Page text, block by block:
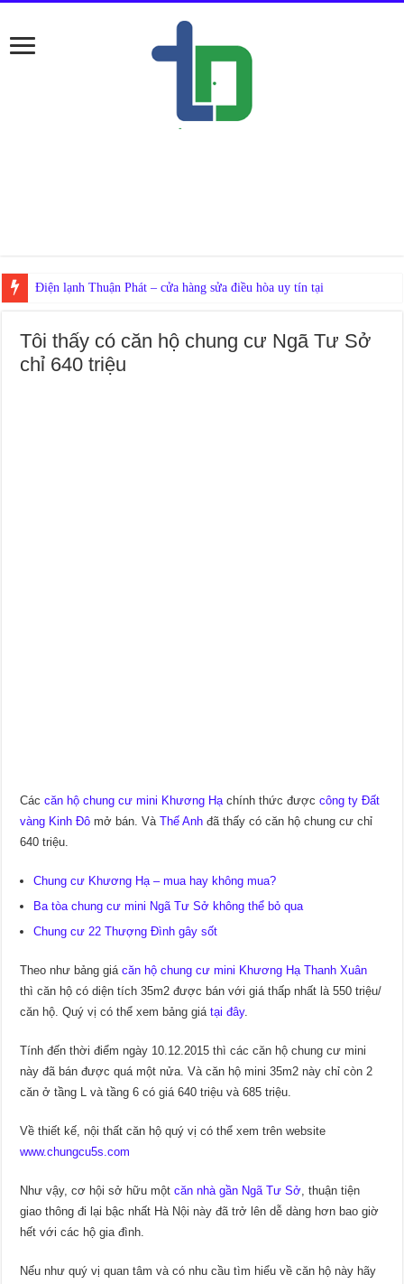
Nếu
Tôi thấy có căn hộ chung cư Ngã Tư Sở
chỉ 640 triệu
Cáccăn hộ chung cư mini Khương Hạchính thức đượccông ty Đất
vàng Kinh Đô mở bán. VàThế Anh đã thấy có căn hộ chung cư chỉ
640 triệu.
Chung cư Khương Hạ – mua hay không mua?
Ba tòa chung cư mini Ngã Tư Sở không thể bỏ qua
Chung cư 22 Thượng Đình gây sốt
Theo như bảng giácăn hộ chung cư mini Khương Hạ Thanh Xuân
thì căn hộ có diện tích 35m2 được bán với giá thấp nhất là 550 triệu/
căn hộ. Quý vị có thể xem bảng giátại đây.
Tính đến thời điểm ngày 10.12.2015 thì các căn hộ chung cư mini
này đã bán được quá một nửa. Và căn hộ mini 35m2 này chỉ còn 2
căn ở tầng L và tầng 6 có giá 640 triệu và 685 triệu.
Về thiết kế, nội thất căn hộ quý vị có thể xem trên website
www.chungcu5s.com
Như vậy, cơ hội sở hữu mộtcăn nhà gần Ngã Tư Sở, thuận tiện
giao thông đi lại bậc nhất Hà Nội này đã trở lên dễ dàng hơn bao giờ
hết với các hộ gia đình.
Nếu như quý vị quan tâm và có nhu cầu tìm hiểu về căn hộ này hãy